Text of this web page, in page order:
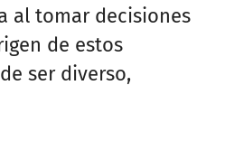
al tomar decisiones
de estos
ser diverso,